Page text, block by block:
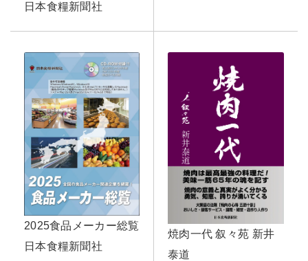
日本食糧新聞社
2025食品メーカー総覧
日本食糧新聞社
焼肉一代 叙々苑 新井
泰道